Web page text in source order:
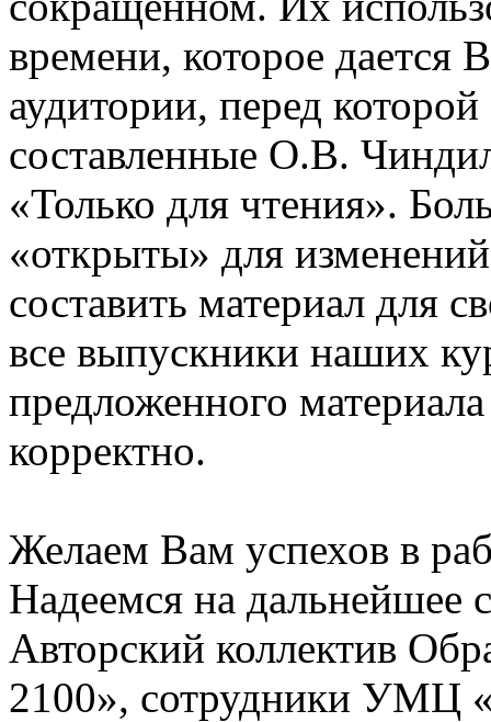
времени, которое дается
аудитории, перед
составленные О.В.
«Только для чтения».
«открыты» для
составить материал для
все выпускники наших
предложенного
корректно.
Желаем Вам успехов в
Надеемся на дальнейшее
Авторский коллектив
2100», сотрудники УМЦ